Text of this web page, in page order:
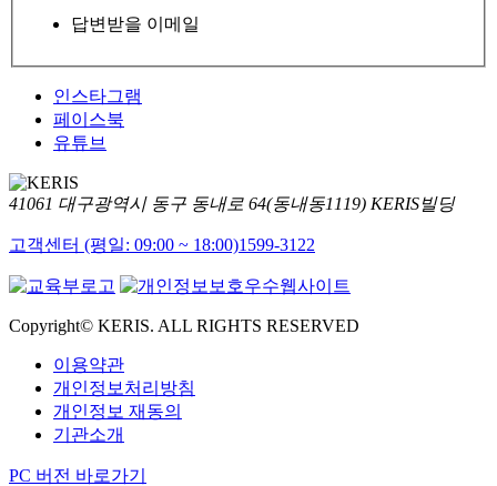
답변받을 이메일
인스타그램
페이스북
유튜브
41061 대구광역시 동구 동내로 64(동내동1119) KERIS빌딩
고객센터 (평일: 09:00 ~ 18:00)1599-3122
Copyright© KERIS. ALL RIGHTS RESERVED
이용약관
개인정보처리방침
개인정보 재동의
기관소개
PC 버전 바로가기